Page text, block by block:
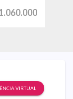
VIRTUAL